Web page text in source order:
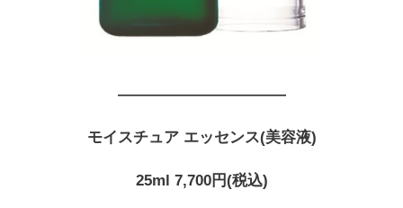
———————————
モイスチュア エッセンス(美容液)
25ml 7,700円(税込)